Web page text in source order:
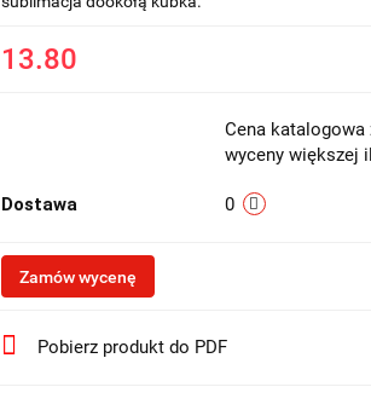
13.80
Cena katalogowa
wyceny większej
Dostawa 0
Zamów wycenę
Pobierz produkt do PDF